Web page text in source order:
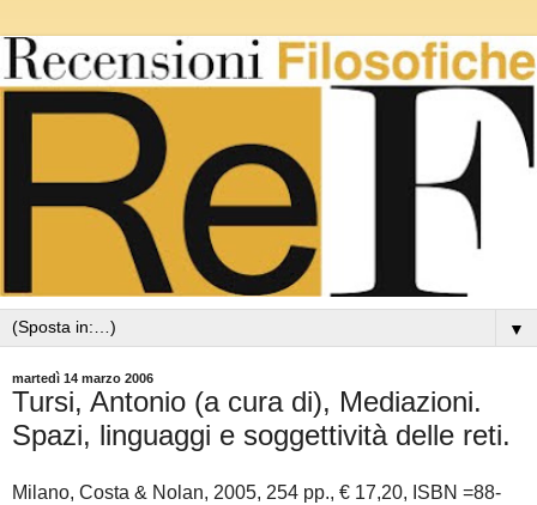
▼
martedì 14 marzo 2006
Tursi, Antonio (a cura di), Mediazioni.
Spazi, linguaggi e soggettività delle reti.
Milano, Costa & Nolan, 2005, 254 pp., € 17,20, ISBN =88-